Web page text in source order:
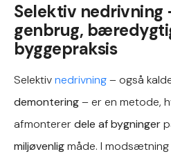
Selektiv nedrivning
genbrug,
byggepraksis
Selektivnedrivning– også
demontering– er en metode,
afmontererdele af bygninger
miljøvenligmåde. I